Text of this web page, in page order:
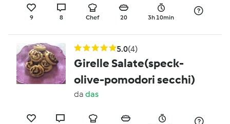
9 8 Chef 20 3h 10min
5.0(4)
Girelle Salate(speck-
olive-pomodori secchi)
da das